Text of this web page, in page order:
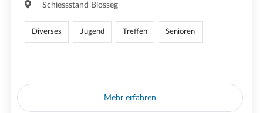
Schiessstand Blosseg
Diverses Jugend Treffen Senioren
Mehr erfahren